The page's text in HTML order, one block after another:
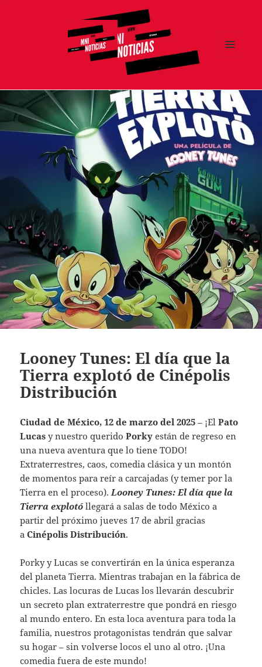
Looney Tunes: El día que la
Tierra explotó de Cinépolis
Distribución
Ciudad de México, 12 de marzo del 2025 – ¡ElPato
Lucasy nuestro querido Porky están de regreso en
una nueva aventura que lo tiene TODO!
Extraterrestres, caos, comedia clásica y un montón
de momentos para reír a carcajadas (y temer por la
Tierra en el proceso). Looney Tunes: El día que la
Tierra explotóllegará a salas de todo México a
partir del próximo jueves 17 de abril gracias
aCinépolis Distribución.
Porky y Lucas se convertirán en la única esperanza
del planeta Tierra. Mientras trabajan en la fábrica de
chicles. Las locuras de Lucas los llevarán descubrir
un secreto plan extraterrestre que pondrá en riesgo
al mundo entero. En esta loca aventura para toda la
familia, nuestros protagonistas tendrán que salvar
su hogar – sin volverse locos el uno al otro. ¡Una
comedia fuera de este mundo!